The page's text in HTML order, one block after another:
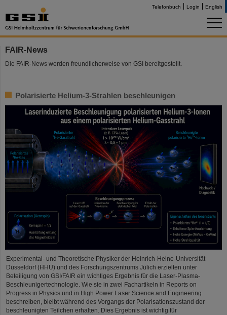
Telefonbuch Login English
FAIR-News
Die FAIR-News werden freundlicherweise von GSI bereitgestellt.
Polarisierte Helium-3-Strahlen beschleunigen
Experimental- und Theoretische Physiker der Heinrich-Heine-Universität
Düsseldorf (HHU) und des Forschungszentrums Jülich erzielten unter
Beteiligung von GSI/FAIR ein wichtiges Ergebnis für die Laser-Plasma-
Beschleunigertechnologie. Wie sie in zwei Fachartikeln in Reports on
Progress in Physics und in High Power Laser Science and Engineering
beschreiben, bleibt während des Vorgangs der Polarisationszustand der
beschleunigten Teilchen erhalten. Dies Ergebnis ist wichtig für